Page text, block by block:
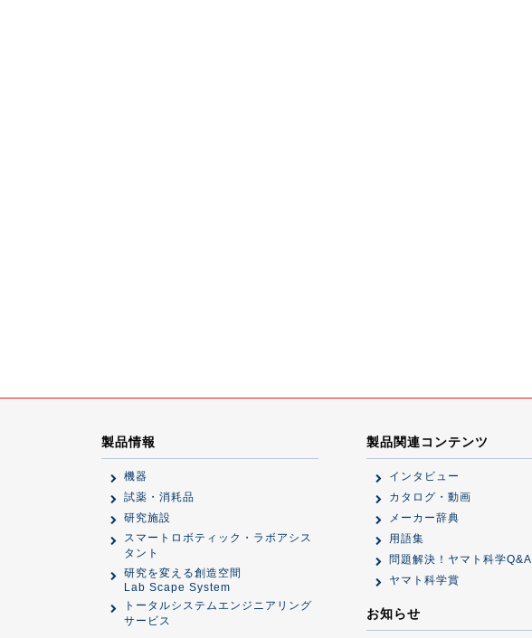
製品情報
機器
試薬・消耗品
研究施設
スマートロボティック・ラボアシス
タント
研究を変える創造空間
Lab Scape System
トータルシステムエンジニアリング
サービス
製品関連コンテンツ
インタビュー
カタログ・動画
メーカー辞典
用語集
問題解決！ヤマト科学Q&A
ヤマト科学賞
お知らせ